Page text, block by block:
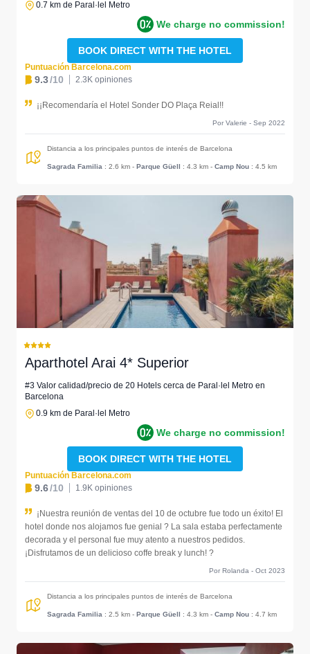
0.7 km de Paral·lel Metro
We charge no commission!
BOOK DIRECT WITH THE HOTEL
Puntuación Barcelona.com
9.3/10 2.3K opiniones
¡¡Recomendaría el Hotel Sonder DO Plaça Reial!!
Por Valerie - Sep 2022
Distancia a los principales puntos de interés de Barcelona
Sagrada Familia : 2.6 km - Parque Güell : 4.3 km - Camp Nou : 4.5 km
Aparthotel Arai 4* Superior
#3 Valor calidad/precio de 20 Hotels cerca de Paral·lel Metro en
Barcelona
0.9 km de Paral·lel Metro
We charge no commission!
BOOK DIRECT WITH THE HOTEL
Puntuación Barcelona.com
9.6/10 1.9K opiniones
¡Nuestra reunión de ventas del 10 de octubre fue todo un éxito! El
hotel donde nos alojamos fue genial ? La sala estaba perfectamente
decorada y el personal fue muy atento a nuestros pedidos.
¡Disfrutamos de un delicioso coffe break y lunch! ?
Por Rolanda - Oct 2023
Distancia a los principales puntos de interés de Barcelona
Sagrada Familia : 2.5 km - Parque Güell : 4.3 km - Camp Nou : 4.7 km